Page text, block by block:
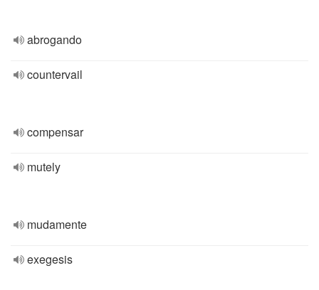
abrogando
countervail
compensar
mutely
mudamente
exegesis